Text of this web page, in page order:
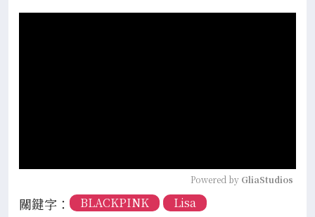
Powered by GliaStudios
關鍵字： BLACKPINK
Lisa